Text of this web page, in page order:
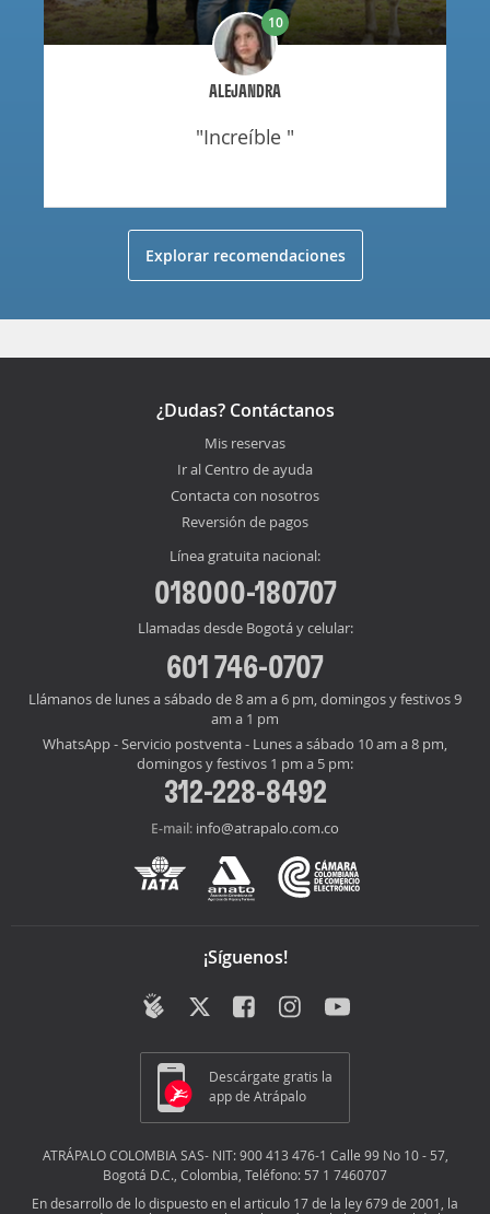
ALEJANDRA
10
"increíble "
Explorar recomendaciones
¿Dudas? Contáctanos
Mis reservas
Ir al Centro de ayuda
Contacta con nosotros
Reversión de pagos
Línea gratuita nacional:
018000-180707
Llamadas desde Bogotá y celular:
601 746-0707
Llámanos de lunes a sábado de 8 am a 6 pm, domingos y festivos 9
am a 1 pm
WhatsApp - Servicio postventa - Lunes a sábado 10 am a 8 pm,
domingos y festivos 1 pm a 5 pm:
312-228-8492
E-mail: info@atrapalo.com.co
¡Síguenos!
Descárgate gratis la
app de Atrápalo
ATRÁPALO COLOMBIA SAS- NIT: 900 413 476-1 Calle 99 No 10 - 57,
Bogotá D.C., Colombia, Teléfono: 57 1 7460707
En desarrollo de lo dispuesto en el articulo 17 de la ley 679 de 2001, la